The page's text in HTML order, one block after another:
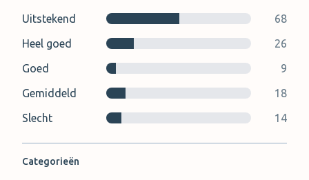
Uitstekend
68
Heel goed
26
Goed
9
Gemiddeld
18
Slecht
14
Categorieën